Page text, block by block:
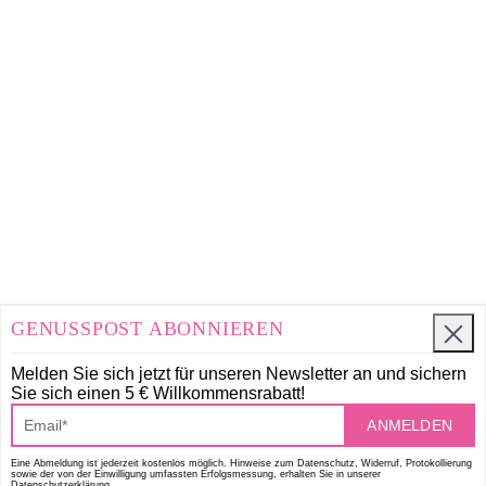
GENUSSPOST ABONNIEREN
Melden Sie sich jetzt für unseren Newsletter an und sichern
Sie sich einen 5 € Willkommensrabatt!
ANMELDEN
Eine Abmeldung ist jederzeit kostenlos möglich. Hinweise zum Datenschutz, Widerruf, Protokollierung
sowie der von der Einwilligung umfassten Erfolgsmessung, erhalten Sie in unserer